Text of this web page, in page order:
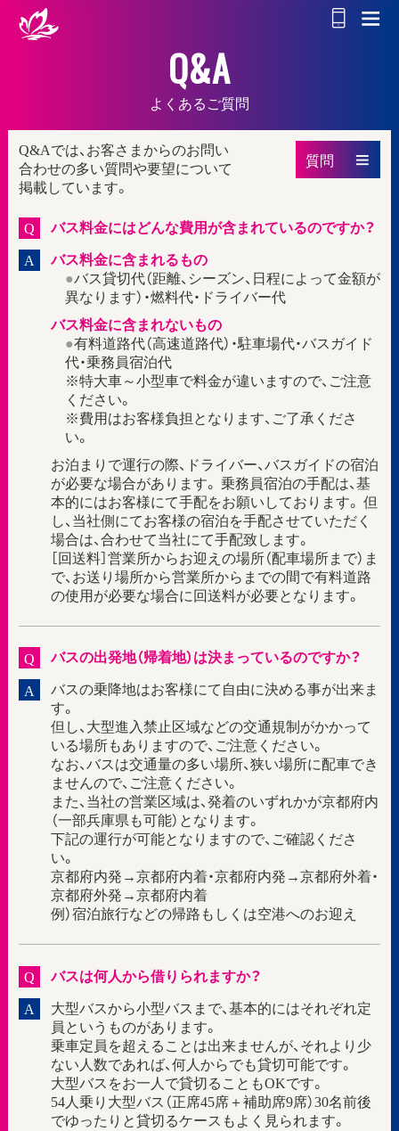
Q&A
よくあるご質問
Q&Aでは、お客さまからのお問い
合わせの多い質問や要望について
掲載しています。
質問
Q
バス料金にはどんな費用が含まれているのですか？
A
バス料金に含まれるもの
●バス貸切代（距離、シーズン、日程によって金額が
異なります）・燃料代・ドライバー代
バス料金に含まれないもの
●有料道路代（高速道路代）・駐車場代・バスガイド
代・乗務員宿泊代
※特大車～小型車で料金が違いますので、ご注意
ください。
※費用はお客様負担となります、ご了承くださ
い。
お泊まりで運行の際、ドライバー、バスガイドの宿泊
が必要な場合があります。 乗務員宿泊の手配は、基
本的にはお客様にて手配をお願いしております。 但
し、当社側にてお客様の宿泊を手配させていただく
場合は、合わせて当社にて手配致します。
［回送料］営業所からお迎えの場所（配車場所まで）ま
で、お送り場所から営業所からまでの間で有料道路
の使用が必要な場合に回送料が必要となります。
Q
バスの出発地（帰着地）は決まっているのですか？
A
バスの乗降地はお客様にて自由に決める事が出来ま
す。
但し、大型進入禁止区域などの交通規制がかかって
いる場所もありますので、ご注意ください。
なお、バスは交通量の多い場所、狭い場所に配車でき
ませんので、ご注意ください。
また、当社の営業区域は、発着のいずれかが京都府内
（一部兵庫県も可能）となります。
下記の運行が可能となりますので、ご確認くださ
い。
京都府内発→京都府内着・京都府内発→京都府外着・
京都府外発→京都府内着
例）宿泊旅行などの帰路もしくは空港へのお迎え
Q
バスは何人から借りられますか？
A
大型バスから小型バスまで、基本的にはそれぞれ定
員というものがあります。
乗車定員を超えることは出来ませんが、それより少
ない人数であれば、何人からでも貸切可能です。
大型バスをお一人で貸切ることもOKです。
54人乗り大型バス（正席45席＋補助席9席）30名前後
でゆったりと貸切るケースもよく見られます。